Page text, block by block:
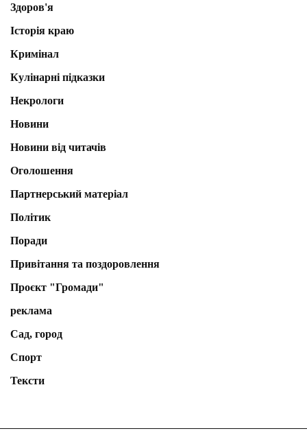
Здоров'я
Історія краю
Кримінал
Кулінарні підказки
Некрологи
Новини
Новини від читачів
Оголошення
Партнерський матеріал
Політик
Поради
Привітання та поздоровлення
Проєкт "Громади"
реклама
Сад, город
Спорт
Тексти